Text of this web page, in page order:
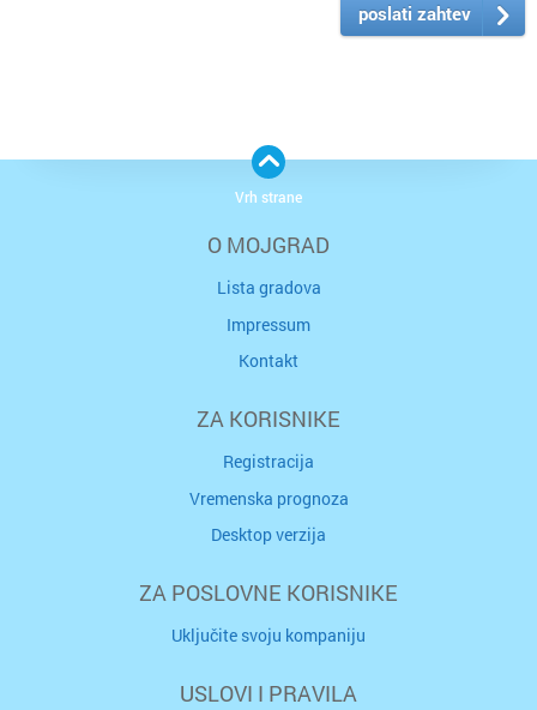
poslati zahtev
O MOJGRAD
Lista gradova
Impressum
Kontakt
ZA KORISNIKE
Registracija
Vremenska prognoza
Desktop verzija
ZA POSLOVNE KORISNIKE
Uključite svoju kompaniju
USLOVI I PRAVILA
Vrh strane